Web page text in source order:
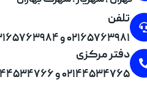
تلفن
۰۲۱۶۵۷۶۳۹۸۱ و ۰۲۱۶۵۷۶۳۹۸۴
دفتر مرکزی
۰۲۱۴۴۵۳۴۷۶۵ و ۰۲۱۴۴۵۳۴۷۶۶